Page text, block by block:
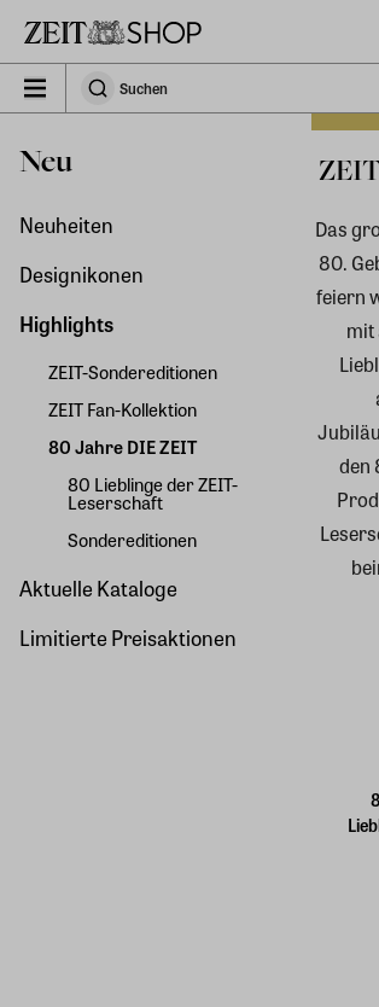
SuchenSuchen
Neu
Neuheiten
Designikonen
Highlights
ZEIT-Sondereditionen
ZEIT Fan-Kollektion
80 Jahre DIE ZEIT
80 Lieblinge der ZEIT-
Leserschaft
Sondereditionen
Aktuelle Kataloge
Limitierte Preisaktionen
Das
80.
feiern
mit
den